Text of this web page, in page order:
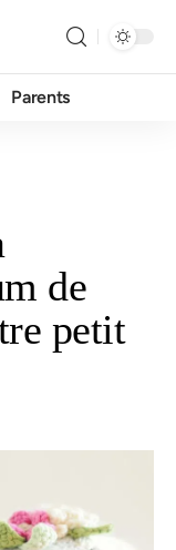
Parents
de
petit